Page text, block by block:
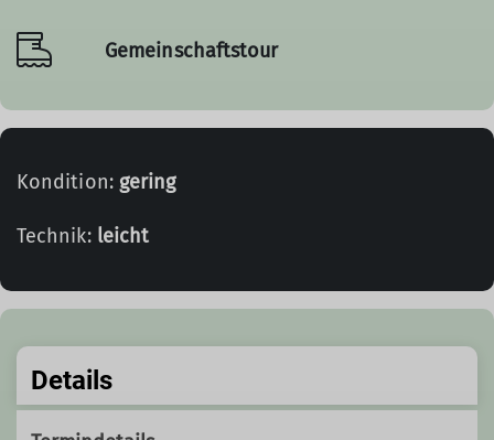
Gemeinschaftstour
Kondition: gering
Technik: leicht
Details